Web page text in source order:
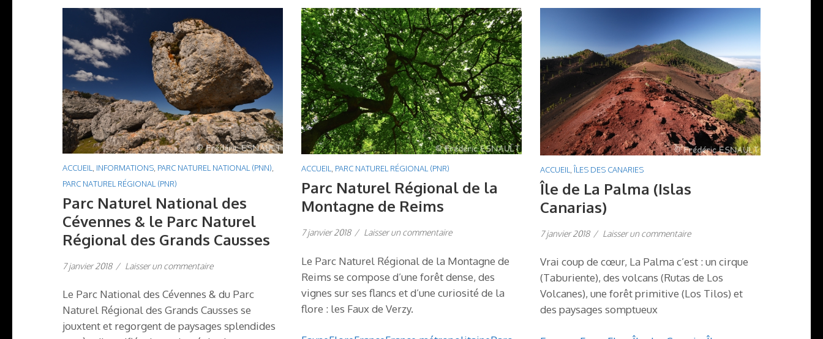
ACCUEIL INFORMATIONS PARC NATUREL NATIONAL (PNN)
PARC NATUREL RÉGIONAL (PNR)
Parc Naturel National des
Cévennes & le Parc Naturel
Régional des Grands Causses
7 janvier 2018 / Laisser un commentaire
Le Parc National des Cévennes & du Parc
Naturel Régional des Grands Causses se
jouxtent et regorgent de paysages splendides
ACCUEIL, PARC NATUREL RÉGIONAL (PNR)
Parc Naturel Régional de la
Montagne de Reims
7 janvier 2018 / Laisser un commentaire
Le Parc Naturel Régional de la Montagne de
Reims se compose d’une forêt dense, des
vignes sur ses flancs et d’une curiosité de la
flore : les Faux de Verzy.
ACCUEIL ÎLES DES CANARIES
Île de La Palma (Islas
Canarias)
7 janvier 2018 / Laisser un commentaire
Vrai coup de cœur, La Palma c’est : un cirque
(Taburiente), des volcans (Rutas de Los
Volcanes), une forêt primitive (Los Tilos) et
des paysages somptueux